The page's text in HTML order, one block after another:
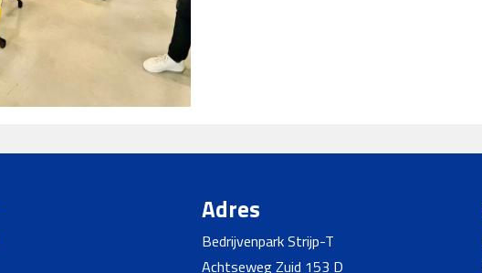
Adres
Bedrijvenpark Strijp-T
Achtseweg Zuid 153 D